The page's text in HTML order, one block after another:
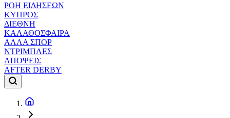
ΡΟΗ ΕΙΔΗΣΕΩΝ
ΚΥΠΡΟΣ
ΔΙΕΘΝΗ
ΚΑΛΑΘΟΣΦΑΙΡΑ
ΑΛΛΑ ΣΠΟΡ
ΝΤΡΙΜΠΛΕΣ
ΑΠΟΨΕΙΣ
AFTER DERBY